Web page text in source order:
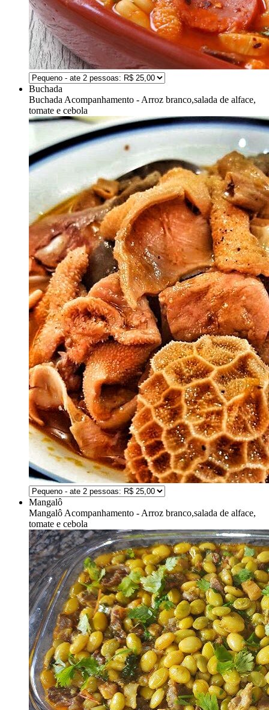
Buchada
Buchada Acompanhamento - Arroz branco,salada de alface,
tomate e cebola
Mangalô
Mangalô Acompanhamento - Arroz branco,salada de alface,
tomate e cebola